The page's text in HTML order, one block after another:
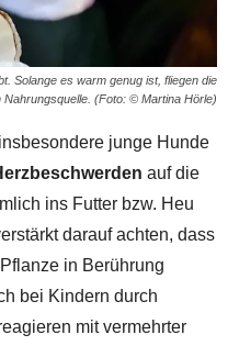
Solange es warm genug ist, fliegen die
(Foto: © Martina Hörle)
junge Hunde
auf die
ins Futter bzw. Heu
darauf achten, dass
in Berührung
bei Kindern durch
mit vermehrter